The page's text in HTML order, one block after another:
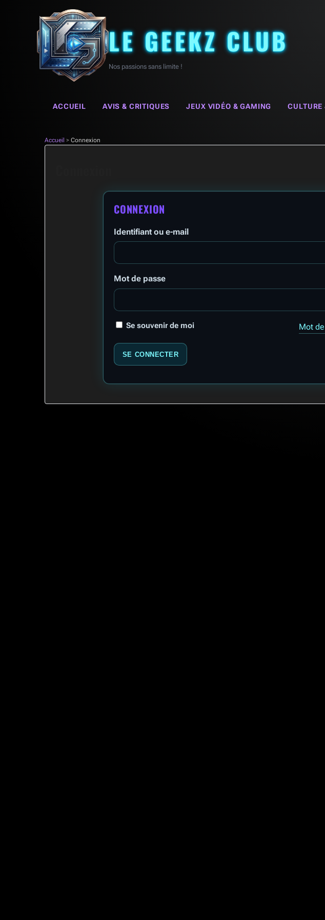
LE GEEKZ CLUB
Nos passions sans limite !
ACCUEIL AVIS & CRITIQUES JEUX VIDÉO & GAMING CULTURE
Accueil > Connexion
CONNEXION
Identifiant ou e-mail
Mot de passe
Se souvenir de moi Mot
SE CONNECTER